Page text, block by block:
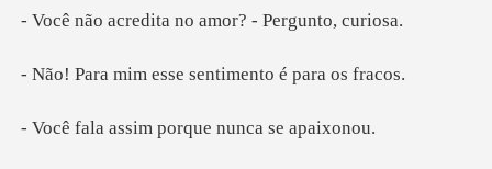
ita no amor? - Pe
esse sentimento é
sim porque nunc